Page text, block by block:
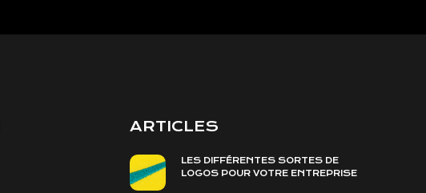
ARTICLES
LES DIFFÉRENTES SORTES DE
LOGOS POUR VOTRE ENTREPRISE